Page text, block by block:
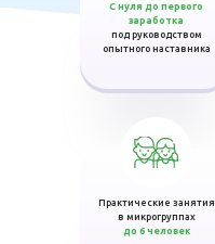
C нуля до первого
заработка
под руководством
опытного наставника
Практические занятия
в микрогруппах
до 6 человек